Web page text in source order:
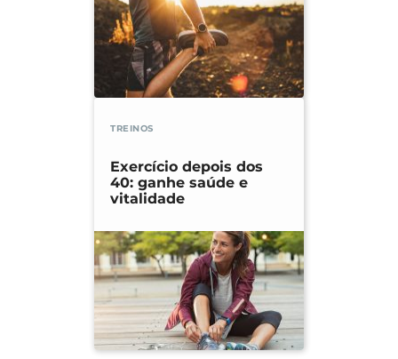
TREINOS
Exercício depois dos
40: ganhe saúde e
vitalidade